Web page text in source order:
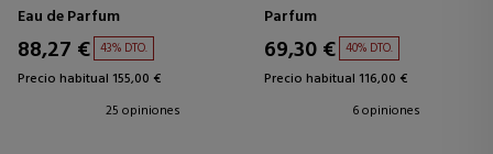
Eau de Parfum
88,27 € 43% DTO.
Precio habitual 155,00 €
25 opiniones
Parfum
69,30 € 40% DTO.
Precio habitual 116,00 €
6 opiniones